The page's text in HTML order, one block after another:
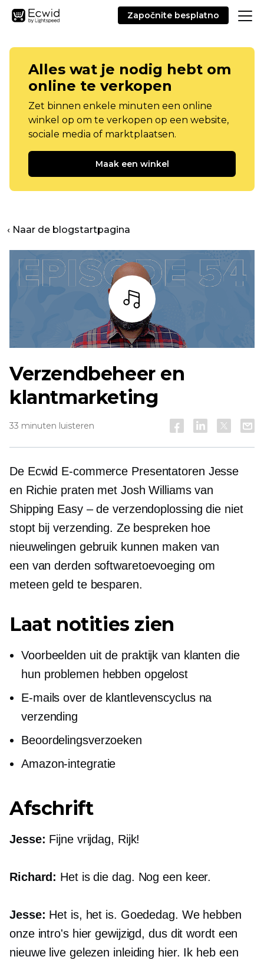
Započnite besplatno
Alles wat je nodig hebt om
online te verkopen
Zet binnen enkele minuten een online
winkel op om te verkopen op een website,
sociale media of marktplaatsen.
Maak een winkel
‹ Naar de blogstartpagina
Listen
Verzendbeheer en
klantmarketing
33 minuten luisteren
De Ecwid E-commerce Presentatoren Jesse
en Richie praten met Josh Williams van
Shipping Easy – de verzendoplossing die niet
stopt bij verzending. Ze bespreken hoe
nieuwelingen gebruik kunnen maken van
een van derden softwaretoevoeging om
meteen geld te besparen.
Laat notities zien
Voorbeelden uit de praktijk van klanten die
hun problemen hebben opgelost
E-mails over de klantlevenscyclus na
verzending
Beoordelingsverzoeken
Amazon-integratie
Afschrift
Jesse: Fijne vrijdag, Rijk!
Richard: Het is die dag. Nog een keer.
Jesse: Het is, het is. Goededag. We hebben
onze intro's hier gewijzigd, dus dit wordt een
nieuwe live gelezen inleiding hier. Ik heb een